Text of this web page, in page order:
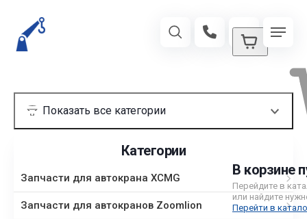
В корзине
Перейдите в
или найдите
Перейти в
Категории
Запчасти для автокрана XCMG
Запчасти для автокранов Zoomlion